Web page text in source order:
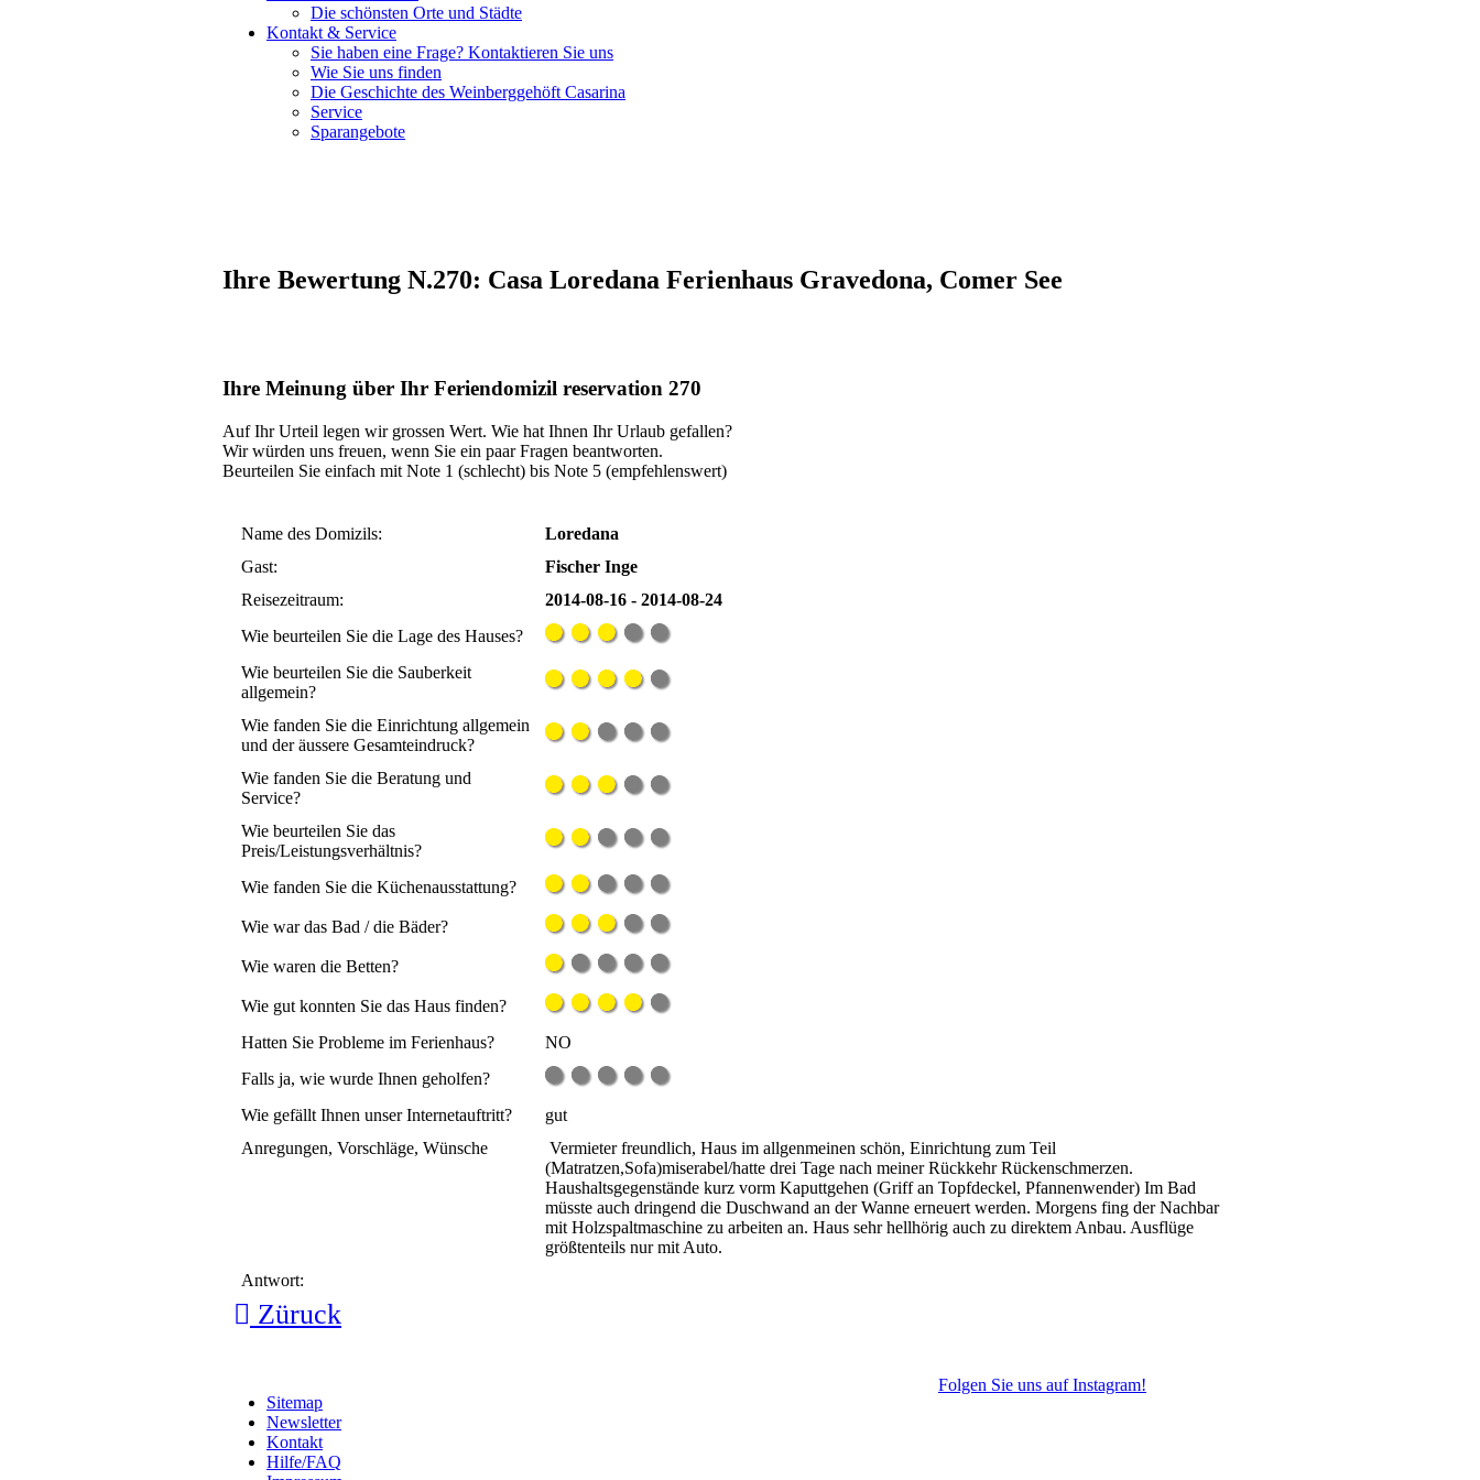
Die schönsten Orte und Städte
Kontakt & Service
Sie haben eine Frage? Kontaktieren Sie uns
Wie Sie uns finden
Die Geschichte des Weinberggehöft Casarina
Service
Sparangebote
Ihre Bewertung N.270: Casa Loredana Ferienhaus Gravedona, Comer See
Ihre Meinung über Ihr Feriendomizil reservation 270
Auf Ihr Urteil legen wir grossen Wert. Wie hat Ihnen Ihr Urlaub gefallen?
Wir würden uns freuen, wenn Sie ein paar Fragen beantworten.
Beurteilen Sie einfach mit Note 1 (schlecht) bis Note 5 (empfehlenswert)
Name des Domizils:
Loredana
Gast:
Fischer Inge
Reisezeitraum:
2014-08-16 - 2014-08-24
Wie beurteilen Sie die Lage des Hauses?
Wie beurteilen Sie die Sauberkeit
allgemein?
Wie fanden Sie die Einrichtung allgemein
und der äussere Gesamteindruck?
Wie fanden Sie die Beratung und
Service?
Wie beurteilen Sie das
Preis/Leistungsverhältnis?
Wie fanden Sie die Küchenausstattung?
Wie war das Bad / die Bäder?
Wie waren die Betten?
Wie gut konnten Sie das Haus finden?
Hatten Sie Probleme im Ferienhaus?
NO
Falls ja, wie wurde Ihnen geholfen?
Wie gefällt Ihnen unser Internetauftritt?
gut
Anregungen, Vorschläge, Wünsche
Vermieter freundlich, Haus im allgenmeinen schön, Einrichtung zum Teil
(Matratzen,Sofa)miserabel/hatte drei Tage nach meiner Rückkehr Rückenschmerzen.
Haushaltsgegenstände kurz vorm Kaputtgehen (Griff an Topfdeckel, Pfannenwender) Im Bad
müsste auch dringend die Duschwand an der Wanne erneuert werden. Morgens fing der Nachbar
mit Holzspaltmaschine zu arbeiten an. Haus sehr hellhörig auch zu direktem Anbau. Ausflüge
größtenteils nur mit Auto.
Antwort:
Züruck
Sitemap
Newsletter
Kontakt
Hilfe/FAQ
Folgen Sie uns auf Instagram!